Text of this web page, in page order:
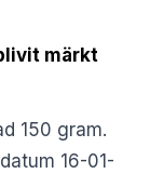
märkt
150 gram.
16-01-